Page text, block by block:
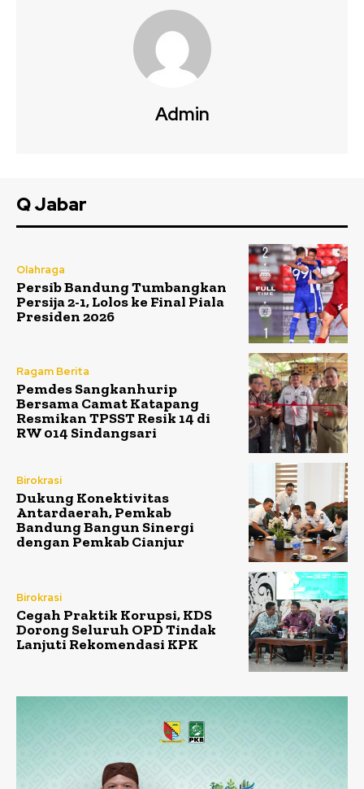
Admin
Q Jabar
Olahraga
Persib Bandung Tumbangkan
Persija 2-1, Lolos ke Final Piala
Presiden 2026
Ragam Berita
Pemdes Sangkanhurip
Bersama Camat Katapang
Resmikan TPSST Resik 14 di
RW 014 Sindangsari
Birokrasi
Dukung Konektivitas
Antardaerah, Pemkab
Bandung Bangun Sinergi
dengan Pemkab Cianjur
Birokrasi
Cegah Praktik Korupsi, KDS
Dorong Seluruh OPD Tindak
Lanjuti Rekomendasi KPK